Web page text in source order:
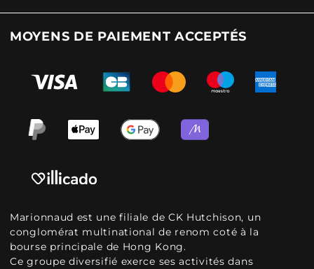
MOYENS DE PAIEMENT ACCEPTÉS
Marionnaud est une filiale de CK Hutchison, un
conglomérat multinational de renom coté à la
bourse principale de Hong Kong.
Ce groupe diversifié exerce ses activités dans